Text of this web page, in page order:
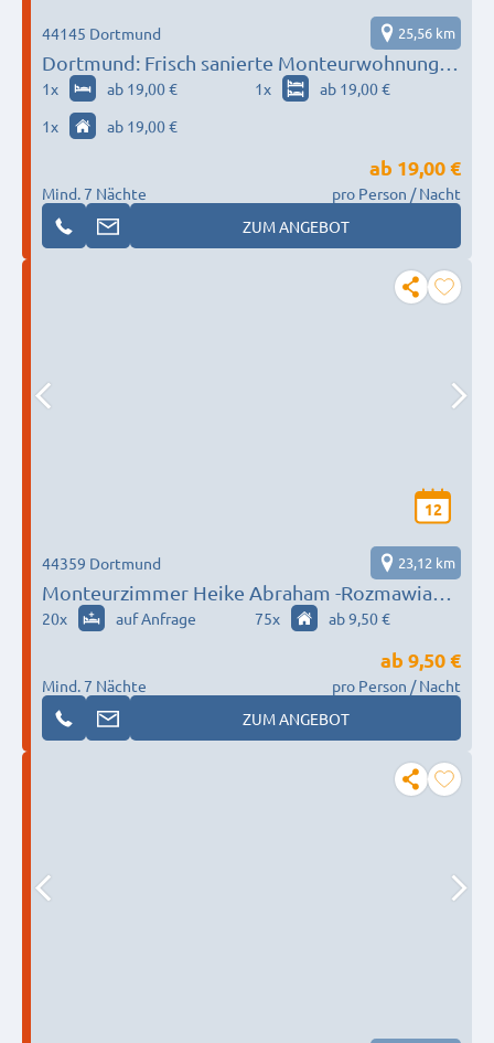
Dortmund: Frisch sanierte Monteurwohnung:
Parkplatz + TV + WLAN + Vollausstattung
44145 Dortmund 25,56 km
1x ab 19,00 € 1x
ab 19,00 €
1x ab 19,00 €
Mind. 7 Nächte
ab 19,00 €
pro Person / Nacht
ZUM ANGEBOT
12
Monteurzimmer Heike Abraham -Rozmawiamy
po Polsku
44359 Dortmund 23,12 km
20x auf Anfrage 75x ab 9,50 €
Mind. 7 Nächte
ab 9,50 €
pro Person / Nacht
ZUM ANGEBOT